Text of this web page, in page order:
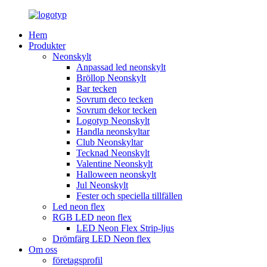
Hem
Produkter
Neonskylt
Anpassad led neonskylt
Bröllop Neonskylt
Bar tecken
Sovrum deco tecken
Sovrum dekor tecken
Logotyp Neonskylt
Handla neonskyltar
Club Neonskyltar
Tecknad Neonskylt
Valentine Neonskylt
Halloween neonskylt
Jul Neonskylt
Fester och speciella tillfällen
Led neon flex
RGB LED neon flex
LED Neon Flex Strip-ljus
Drömfärg LED Neon flex
Om oss
företagsprofil